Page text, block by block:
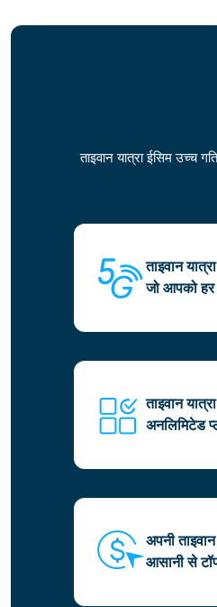
ताइवान यात्रा ईसिम उच्च
ताइवान
जो आपको
ताइवान
अनलिमिटेड
अपनी
आसानी से